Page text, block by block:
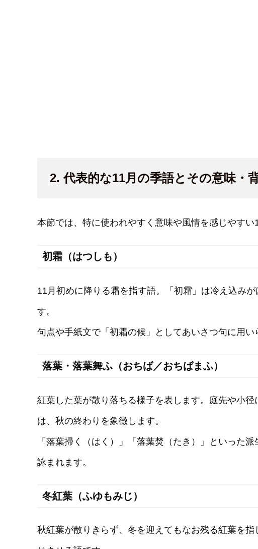
2. 代表的な11月の季語とその意味・
本節では、特に使われやすく意味や風情を感じやすい
初霜（はつしも）
11月初めに降りる霜を指す語。「初霜」は冷え込み
す。
句点や手紙文で「初霜の候」としてあいさつ句に用い
落葉・落葉舞ふ（おちば／おちばまふ）
紅葉した葉が散り落ちる様子を表します。庭先や小
は、秋の終わりを象徴します。
「落葉掃く（はく）」「落葉焚（たき）」といった
詠まれます。
冬紅葉（ふゆもみじ）
秋紅葉が散りきらず、冬を迎えてもなお残る紅葉を指